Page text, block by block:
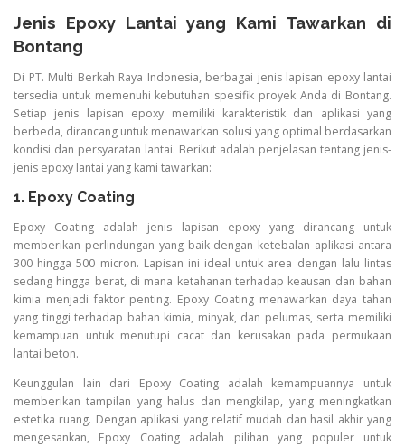
Jenis Epoxy Lantai yang Kami Tawarkan di
Bontang
Di PT. Multi Berkah Raya Indonesia, berbagai jenis lapisan epoxy lantai
tersedia untuk memenuhi kebutuhan spesifik proyek Anda di Bontang.
Setiap jenis lapisan epoxy memiliki karakteristik dan aplikasi yang
berbeda, dirancang untuk menawarkan solusi yang optimal berdasarkan
kondisi dan persyaratan lantai. Berikut adalah penjelasan tentang jenis-
jenis epoxy lantai yang kami tawarkan:
1. Epoxy Coating
Epoxy Coating adalah jenis lapisan epoxy yang dirancang untuk
memberikan perlindungan yang baik dengan ketebalan aplikasi antara
300 hingga 500 micron. Lapisan ini ideal untuk area dengan lalu lintas
sedang hingga berat, di mana ketahanan terhadap keausan dan bahan
kimia menjadi faktor penting. Epoxy Coating menawarkan daya tahan
yang tinggi terhadap bahan kimia, minyak, dan pelumas, serta memiliki
kemampuan untuk menutupi cacat dan kerusakan pada permukaan
lantai beton.
Keunggulan lain dari Epoxy Coating adalah kemampuannya untuk
memberikan tampilan yang halus dan mengkilap, yang meningkatkan
estetika ruang. Dengan aplikasi yang relatif mudah dan hasil akhir yang
mengesankan, Epoxy Coating adalah pilihan yang populer untuk